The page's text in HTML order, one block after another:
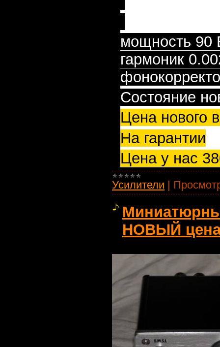
мощность 90
гармоник
Состояние
Цена нового
На гарантии
Цена у нас
Усилители |
НОВЫЙ цена